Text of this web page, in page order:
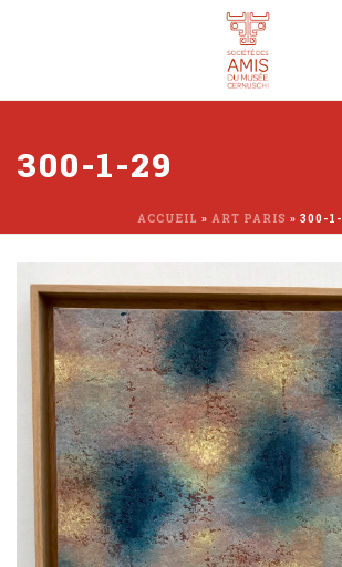
300-1-29
ACCUEIL » ART PARIS » 300-